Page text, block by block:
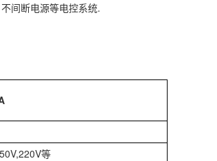
间断电源等电控系统.
等